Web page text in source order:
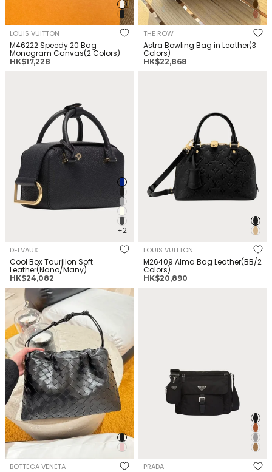
LOUIS VUITTON
M46222 Speedy 20 Bag
Monogram Canvas(2 Colors)
正
HK$17,228
THE ROW
Astra Bowling Bag in Leather(3
Colors)
正
HK$22,868
+2
DELVAUX
Cool Box Taurillon Soft
Leather(Nano/Many)
正
常
價
HK$24,082
LOUIS VUITTON
M26409 Alma Bag Leather(BB/2
Colors)
正
HK$20,890
BOTTEGA VENETA BV Dustbag
Calfskin(Medium/2 Colors)
BOTTEGA VENETA PRADA